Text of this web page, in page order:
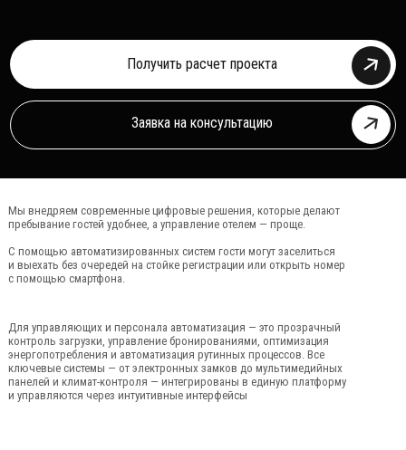
Заявка на консультацию
Мы внедряем современные цифровые решения, которые делают
пребывание гостей удобнее, а управление отелем — проще.
С помощью автоматизированных систем гости могут заселиться
и выехать без очередей на стойке регистрации или открыть номер
с помощью смартфона.
Для управляющих и персонала автоматизация — это прозрачный
контроль загрузки, управление бронированиями, оптимизация
энергопотребления и автоматизация рутинных процессов. Все
ключевые системы — от электронных замков до мультимедийных
панелей и климат-контроля — интегрированы в единую платформу
и управляются через интуитивные интерфейсы